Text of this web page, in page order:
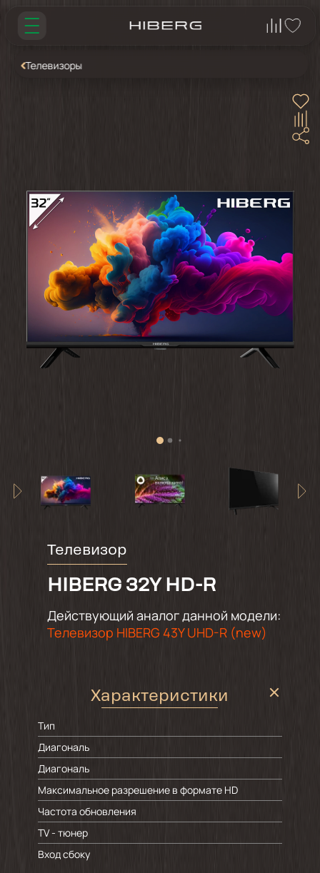
Телевизоры
Телевизор
HIBERG 32Y HD-R
Действующий аналог данной модели:
Телевизор HIBERG 43Y UHD-R (new)
Характеристики
Тип
Диагональ
Диагональ
Максимальное разрешение в формате HD
Частота обновления
TV - тюнер
Вход сбоку